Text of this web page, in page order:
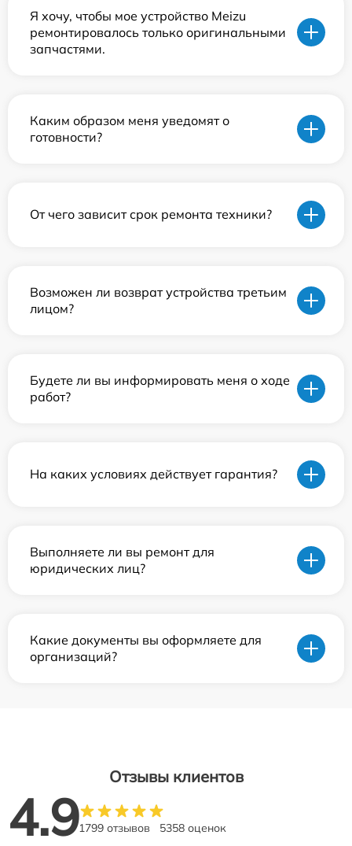
Я хочу, чтобы мое устройство Meizu
ремонтировалось только оригинальными
запчастями.
Каким образом меня уведомят о
готовности?
От чего зависит срок ремонта техники?
Возможен ли возврат устройства третьим
лицом?
Будете ли вы информировать меня о ходе
работ?
На каких условиях действует гарантия?
Выполняете ли вы ремонт для
юридических лиц?
Какие документы вы оформляете для
организаций?
Отзывы клиентов
4.91799 отзывов 5358 оценок